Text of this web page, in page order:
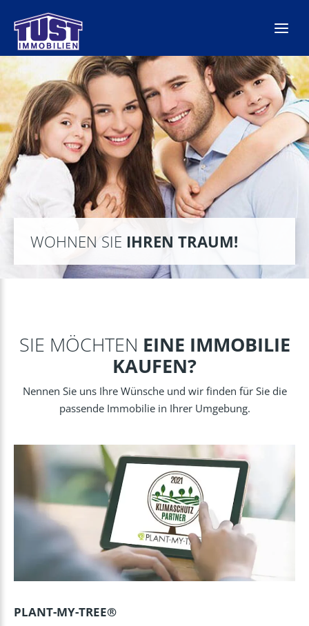
Inhalt
springen
WOHNEN SIE IHREN TRAUM!
SIE MÖCHTEN EINE IMMOBILIE
KAUFEN?
Nennen Sie uns Ihre Wünsche und wir finden für Sie die
passende Immobilie in Ihrer Umgebung.
PLANT-MY-TREE®